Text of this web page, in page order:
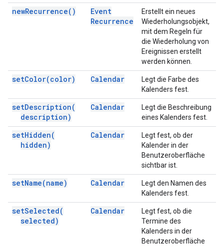
newRecurrence( )
Event
Recurrence
Erstellt ein neues
Wiederholungsobjekt,
mit dem Regeln für
die Wiederholung von
Ereignissen erstellt
werden können.
setColor(color) Calendar
Legt die Farbe des
Kalenders fest.
setDescription(
description)
Calendar
Legt die Beschreibung
eines Kalenders fest.
setHidden(
hidden)
Calendar
Legt fest, ob der
Kalender in der
Benutzeroberfläche
sichtbar ist.
setName(name) Calendar
Legt den Namen des
Kalenders fest.
setSelected(
selected)
Calendar
Legt fest, ob die
Termine des
Kalenders in der
Benutzeroberfläche